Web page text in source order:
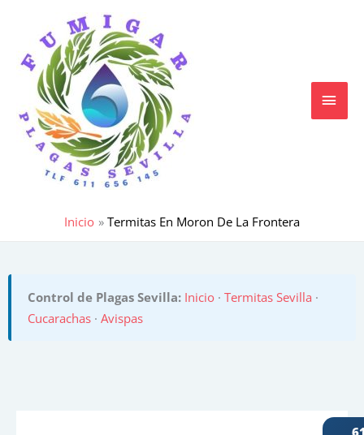
contenido
Inicio Termitas En Moron De La Frontera
Control de Plagas Sevilla: Inicio · Termitas Sevilla ·
Cucarachas · Avispas